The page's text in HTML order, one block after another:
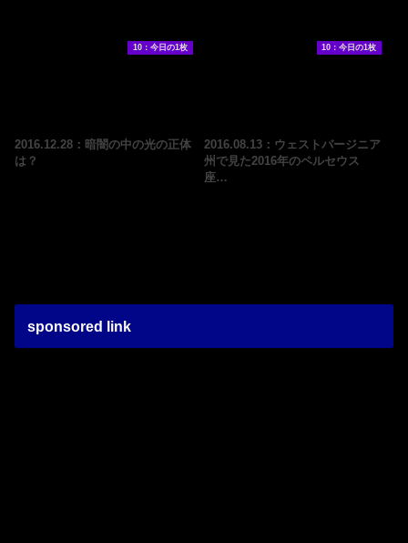
10：今日の1枚
2016.12.28：暗闇の中の光の正体
は？
10：今日の1枚
2016.08.13：ウェストバージニア
州で見た2016年のペルセウス
座…
sponsored link